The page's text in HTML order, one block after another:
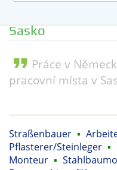
Sasko
format_quote Práce v
pracovní místa v
Straßenbauer ▪
Pflasterer/Steinleger ▪
Monteur ▪